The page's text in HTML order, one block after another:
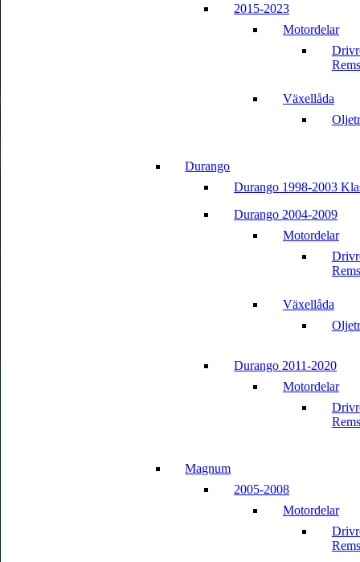
2015-2023
Motordelar
Växellåda
Durango
Durango 1998-2003
Durango 2004-2009
Motordelar
Växellåda
Durango 2011-2020
Motordelar
Magnum
2005-2008
Motordelar